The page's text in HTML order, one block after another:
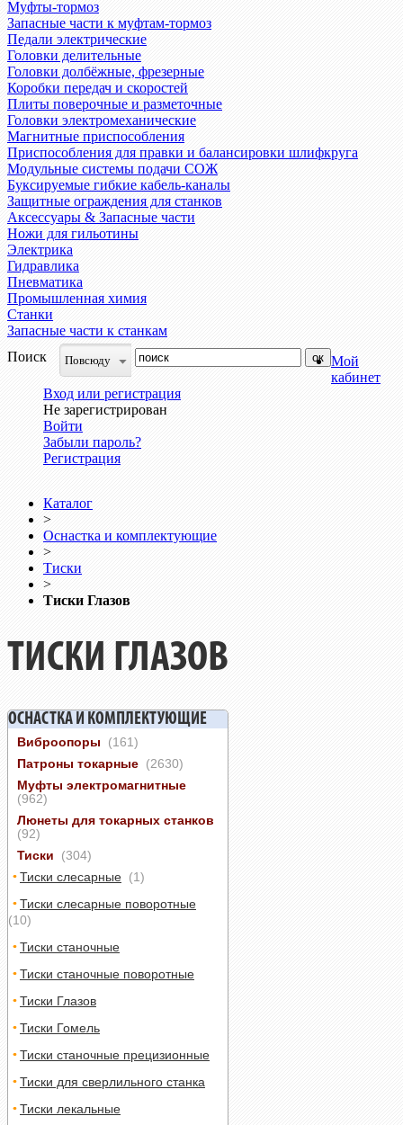
Муфты-тормоз
Запасные части к муфтам-тормоз
Педали электрические
Головки делительные
Головки долбёжные, фрезерные
Коробки передач и скоростей
Плиты поверочные и разметочные
Головки электромеханические
Магнитные приспособления
Приспособления для правки и балансировки шлифкруга
Модульные системы подачи СОЖ
Буксируемые гибкие кабель-каналы
Защитные ограждения для станков
Аксессуары & Запасные части
Ножи для гильотины
Электрика
Гидравлика
Пневматика
Промышленная химия
Станки
Запасные части к станкам
Поиск
Повсюду
Мой
кабинет
Вход или регистрация
Не зарегистрирован
Войти
Забыли пароль?
Регистрация
Каталог
>
Оснастка и комплектующие
>
Тиски
>
Тиски Глазов
ТИСКИ ГЛАЗОВ
ОСНАСТКА И КОМПЛЕКТУЮЩИЕ
Виброопоры
(161)
Патроны токарные (2630)
Муфты электромагнитные
(962)
Люнеты для токарных станков
(92)
Тиски
(304)
Тиски слесарные (1)
Тиски слесарные поворотные
(10)
Тиски станочные
Тиски станочные поворотные
Тиски Глазов
Тиски Гомель
Тиски станочные прецизионные
Тиски для сверлильного станка
Тиски лекальные